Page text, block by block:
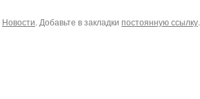
Новости. Добавьте в закладки постоянную ссылку.